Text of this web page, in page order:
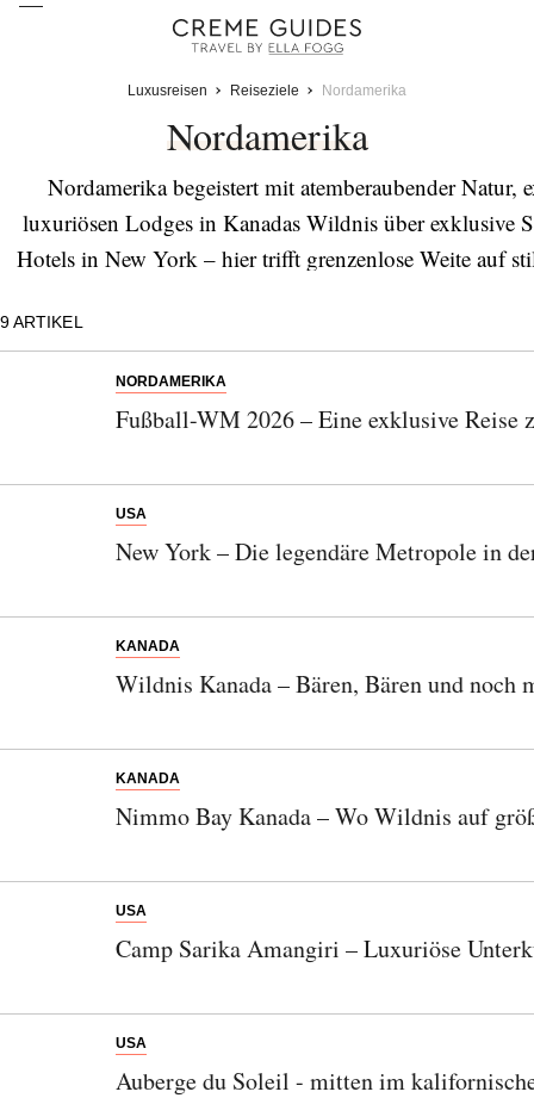
Luxusreisen Reiseziele Nordamerika
Nordamerika
Nordamerika begeistert mit atemberaubender
luxuriösen Lodges in Kanadas Wildnis über exklusive
Hotels in New York – hier trifft grenzenlose Weite auf
9ARTIKEL
NORDAMERIKA
Fußball-WM 2026 – Eine exklusive Reise
USA
New York – Die legendäre Metropole in
KANADA
Wildnis Kanada – Bären, Bären und noch
KANADA
Nimmo Bay Kanada – Wo Wildnis auf
USA
Camp Sarika Amangiri – Luxuriöse
USA
Auberge du Soleil - mitten im